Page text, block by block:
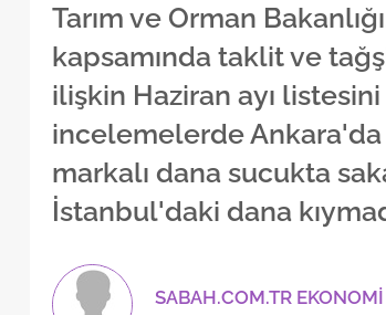
Tarım ve Orman
kapsamında taklit ve
ilişkin Haziran ayı
incelemelerde Ankara'da
markalı dana sucukta
İstanbul'daki dana
SABAH.COM.TR EKONOMİ